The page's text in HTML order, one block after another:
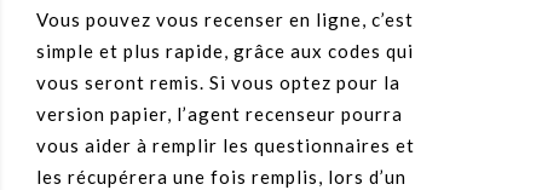
Vous pouvez vous recenser en ligne, c’est
simple et plus rapide, grâce aux codes qui
vous seront remis. Si vous optez pour la
version papier, l’agent recenseur pourra
vous aider à remplir les questionnaires et
les récupérera une fois remplis, lors d’un